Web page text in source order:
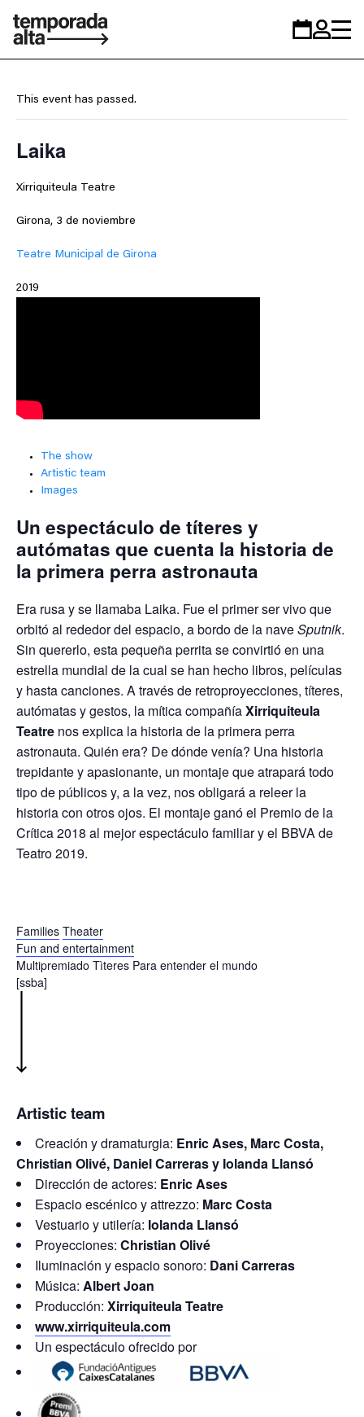
Temporada
personal
This event has passed.
Laika
Xirriquiteula Teatre
Girona, 3 de noviembre
Teatre Municipal de Girona
2019
The show
Artistic team
Images
Un espectáculo de títeres y
autómatas que cuenta la historia de
la primera perra astronauta
Era rusa y se llamaba Laika. Fue el primer ser vivo que
orbitó al rededor del espacio, a bordo de la naveSputnik.
Sin quererlo, esta pequeña perrita se convirtió en una
estrella mundial de la cual se han hecho libros, películas
y hasta canciones. A través de retroproyecciones, títeres,
autómatas y gestos, la mítica compañíaXirriquiteula
Teatre nos explica la historia de la primera perra
astronauta. Quién era? De dónde venía? Una historia
trepidante y apasionante, un montaje que atrapará todo
tipo de públicos y, a la vez, nos obligará a releer la
historia con otros ojos. El montaje ganó el Premio de la
Crítica 2018 al mejor espectáculo familiar y el BBVA de
Teatro 2019.
Families Theater
Fun and entertainment
Multipremiado Tìteres Para entender el mundo
[ssba]
Artistic team
Creación y dramaturgia: Enric Ases, Marc Costa,
Christian Olivé, Daniel Carreras y Iolanda Llansó
Dirección de actores: Enric Ases
Espacio escénico y attrezzo: Marc Costa
Vestuario y utilería: Iolanda Llansó
Proyecciones: Christian Olivé
Iluminación y espacio sonoro: Dani Carreras
Música: Albert Joan
Producción: Xirriquiteula Teatre
www.xirriquiteula.com
Un espectáculo ofrecido por